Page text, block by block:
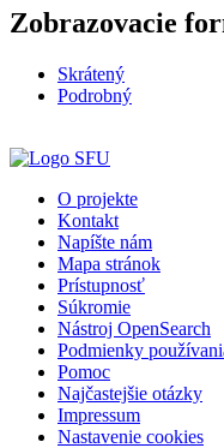
Zobrazovacie
Skrátený
Podrobný
O projekte
Kontakt
Napíšte nám
Mapa stránok
Prístupnosť
Súkromie
Nástroj OpenSearch
Podmienky
Pomoc
Najčastejšie otázky
Impressum
Nastavenie cookies